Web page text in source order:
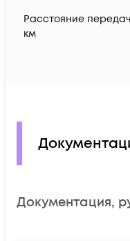
Расстояние
км
Документация,